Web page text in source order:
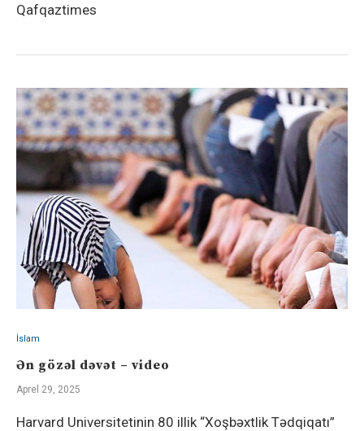
Qafqaztimes
İslam
Ən gözəl dəvət – video
Aprel 29, 2025
Harvard Universitetinin 80 illik “Xoşbəxtlik Tədqiqatı”